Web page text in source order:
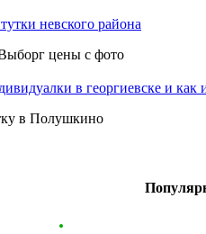
невского района
цены с фото
в георгиевске и как
в Полушкино